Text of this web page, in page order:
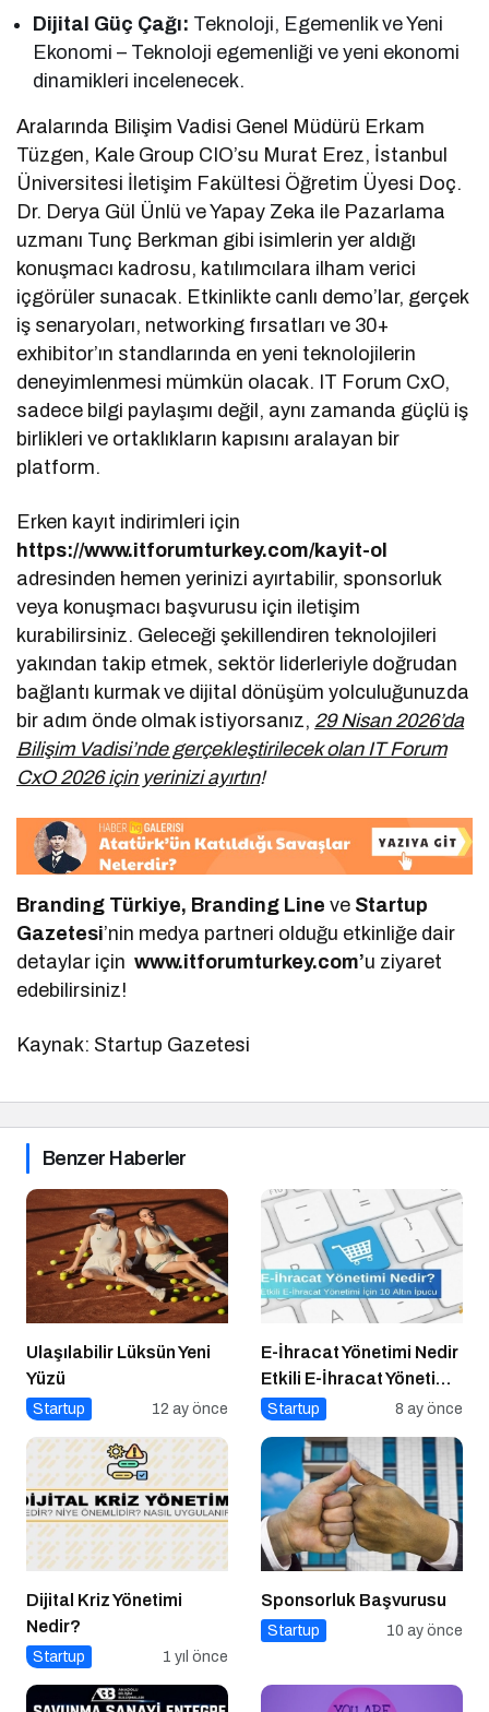
Dijital Güç Çağı: Teknoloji, Egemenlik ve Yeni
Ekonomi – Teknoloji egemenliği ve yeni ekonomi
dinamikleri incelenecek.
Aralarında Bilişim Vadisi Genel Müdürü Erkam
Tüzgen, Kale Group CIO’su Murat Erez, İstanbul
Üniversitesi İletişim Fakültesi Öğretim Üyesi Doç.
Dr. Derya Gül Ünlü ve Yapay Zeka ile Pazarlama
uzmanı Tunç Berkman gibi isimlerin yer aldığı
konuşmacı kadrosu, katılımcılara ilham verici
içgörüler sunacak. Etkinlikte canlı demo’lar, gerçek
iş senaryoları, networking fırsatları ve 30+
exhibitor’ın standlarında en yeni teknolojilerin
deneyimlenmesi mümkün olacak. IT Forum CxO,
sadece bilgi paylaşımı değil, aynı zamanda güçlü iş
birlikleri ve ortaklıkların kapısını aralayan bir
platform.
Erken kayıt indirimleri için
https://www.itforumturkey.com/kayit-ol
adresinden hemen yerinizi ayırtabilir, sponsorluk
veya konuşmacı başvurusu için iletişim
kurabilirsiniz. Geleceği şekillendiren teknolojileri
yakından takip etmek, sektör liderleriyle doğrudan
bağlantı kurmak ve dijital dönüşüm yolculuğunuzda
bir adım önde olmak istiyorsanız, 29 Nisan 2026’da
Bilişim Vadisi’nde gerçekleştirilecek olan IT Forum
CxO 2026 için yerinizi ayırtın!
Branding Türkiye, Branding Lineve Startup
Gazetesi’nin medya partneri olduğu etkinliğe dair
detaylar içinwww.itforumturkey.com’u ziyaret
edebilirsiniz!
Kaynak: Startup Gazetesi
Benzer Haberler
Ulaşılabilir Lüksün Yeni
Yüzü
Startup 12 ay önce
E-İhracat Yönetimi Nedir
Etkili E-İhracat Yönetimi
için 10 Altın İpucu
Startup 8 ay önce
Dijital Kriz Yönetimi
Nedir?
Startup 1 yıl önce
Sponsorluk Başvurusu
Startup 10 ay önce